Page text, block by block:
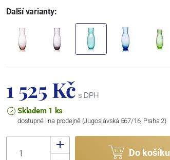
Další varianty:
1 525 Kč s DPH
Skladem 1 ks
dostupné i na prodejně (Jugoslávská 567/16, Praha 2)
Do košíku